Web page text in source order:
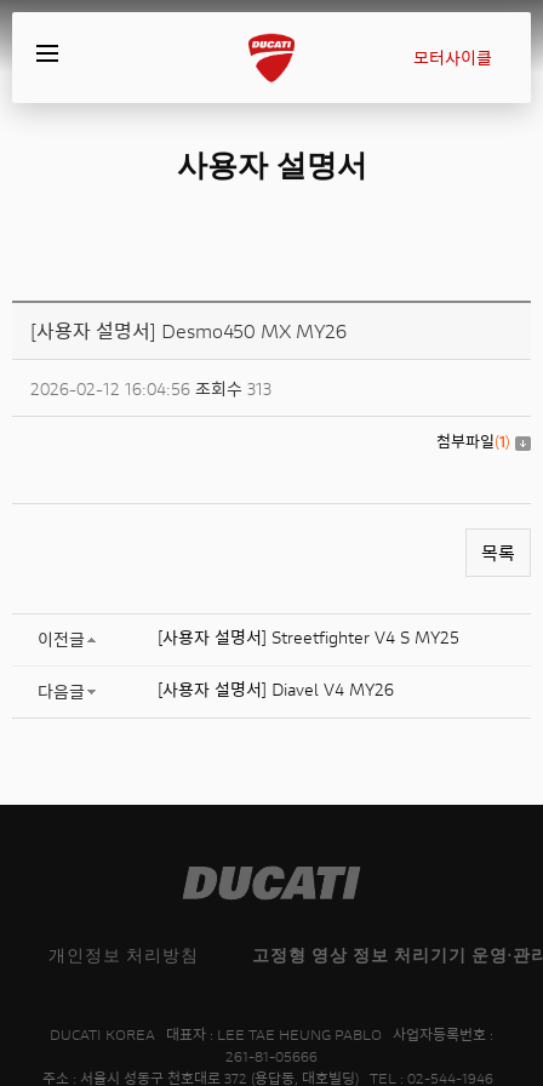
모터사이클
사용자 설명서
[사용자 설명서] Desmo450 MX MY26
2026-02-12 16:04:56 조회수 313
첨부파일(1)
목록
이전글 [사용자 설명서] Streetfighter V4 S MY25
다음글 [사용자 설명서] Diavel V4 MY26
개인정보 처리방침 고정형 영상 정보 처리기기 운영·관
DUCATI KOREA 대표자 : LEE TAE HEUNG PABLO 사업자등록번호 :
261-81-05666
주소 : 서울시 성동구 천호대로 372 (용답동, 대호빌딩) TEL : 02-544-1946